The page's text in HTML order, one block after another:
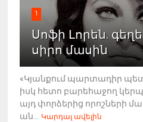
1
Սոֆի Լորեն.
սիրո մասին
«Կյանքում պարտադիր
իսկ հետո բարեհաջող
այդ փորձերից որոշների
ան...
Կարդալ ավելին